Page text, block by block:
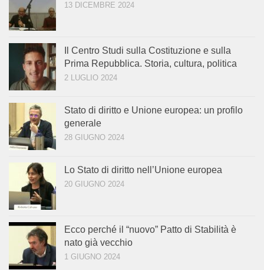
13 DICEMBRE 2024
Il Centro Studi sulla Costituzione e sulla
Prima Repubblica. Storia, cultura, politica
2 LUGLIO 2024
Stato di diritto e Unione europea: un profilo
generale
28 GIUGNO 2024
Lo Stato di diritto nell’Unione europea
20 GIUGNO 2024
Ecco perché il “nuovo” Patto di Stabilità è
nato già vecchio
1 GIUGNO 2024